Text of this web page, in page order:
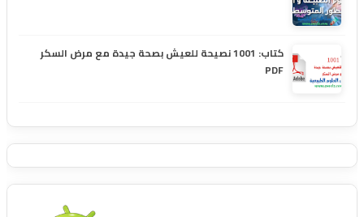
كتاب: 1001 نصيحة للعيش بصحة جيدة مع مرض السكر
PDF